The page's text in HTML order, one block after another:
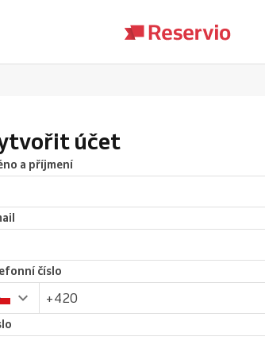
účet
a příjmení
číslo